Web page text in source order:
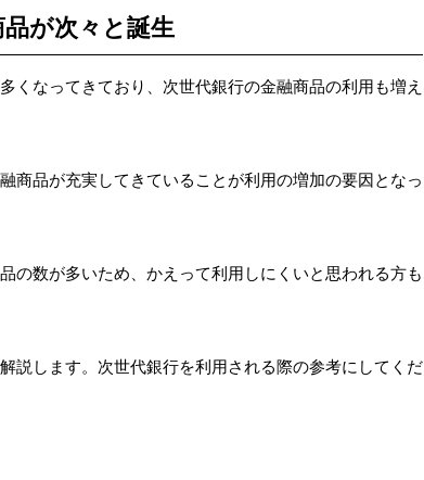
が次々と誕生
くなってきており、次世代銀行の金融商品の利用も増え
商品が充実してきていることが利用の増加の要因となっ
の数が多いため、かえって利用しにくいと思われる方も
説します。次世代銀行を利用される際の参考にしてくだ